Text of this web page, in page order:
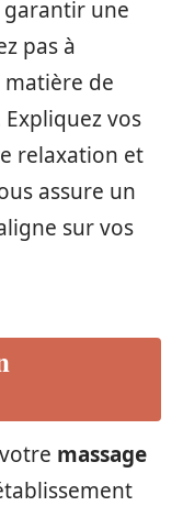
garantir une
pas à
de
vos
relaxation et
assure un
sur vos
massage